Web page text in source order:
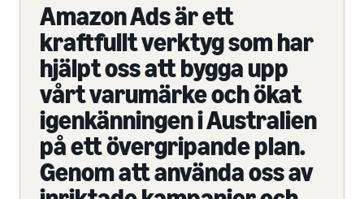
Amazon Ads är ett
kraftfullt verktyg som har
hjälpt oss att bygga upp
vårt varumärke och ökat
igenkänningen i Australien
på ett övergripande plan.
Genom att använda oss av